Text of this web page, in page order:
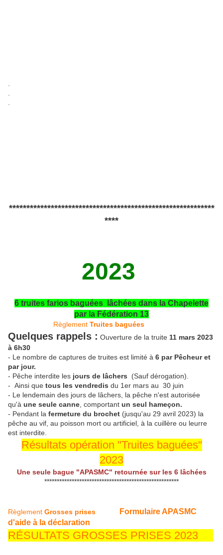
***********************************************************
****
2023
6 truites farios baguées lâchées dans la Chapelette
par la Fédération 13
Règlement Truites baguées
Quelques rappels : Ouverture de la truite 11 mars 2023
à 6h30
- Le nombre de captures de truites est limité à 6 par Pêcheur et
par jour.
- Pêche interdite les jours de lâchers (Sauf dérogation).
- Ainsi que tous les vendredis du 1er mars au 30 juin
- Le lendemain des jours de lâchers, la pêche n'est autorisée
qu'à une seule canne , comportant un seul hameçon.
- Pendant la fermeture du brochet (jusqu'au 29 avril 2023) la
pêche au vif, au poisson mort ou artificiel, à la cuillère ou leurre
est interdite.
Résultats opération "Truites baguées"
2023
Une seule bague "APASMC" retournée sur les 6 lâchées
******************************************************
Règlement Grosses prises
Formulaire APASMC
d'aide à la déclaration
RÉSULTATS GROSSES PRISES 2023